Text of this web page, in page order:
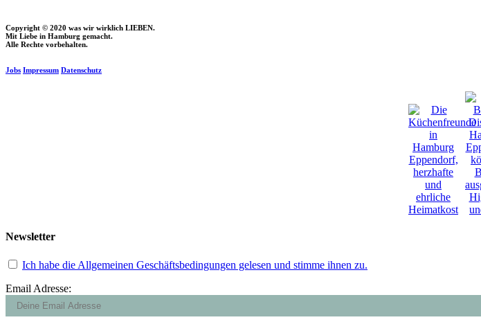
Copyright © 2020 was wir wirklich LIEBEN.
Mit Liebe in Hamburg gemacht.
Alle Rechte vorbehalten.
Jobs Impressum Datenschutz
Newsletter
Ich habe die Allgemeinen Geschäftsbedingungen gelesen und stimme ihnen zu.
Email Adresse: